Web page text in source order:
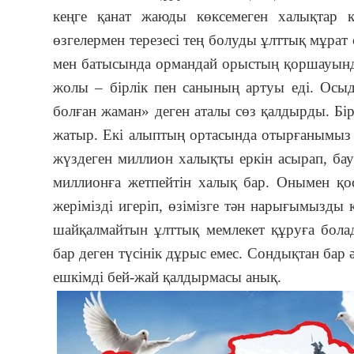
кеңге қанат жаюды көксемеген
өзгелермен терезесі тең болуды ұлттық
мен батысында ормандай орыстың
жолы – бірлік пен санының артуы еді.
болған жаман» деген аталы сөз қалдырды.
жатыр. Екі алыптың ортасында отырғанымыз
жүздеген миллион халықты еркін асырап,
миллионға жетпейтін халық бар. Онымен
жерімізді игеріп, өзімізге тән
шайқалмайтын ұлттық мемлекет құруға
бар деген түсінік дұрыс емес. Сондықтан бар
ешкімді бей-жай қалдырмасы анық.